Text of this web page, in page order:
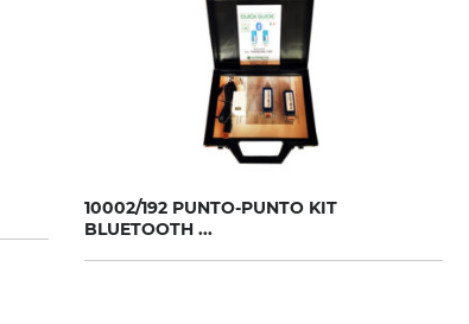
10002/192 PUNTO-PUNTO KIT
BLUETOOTH ...